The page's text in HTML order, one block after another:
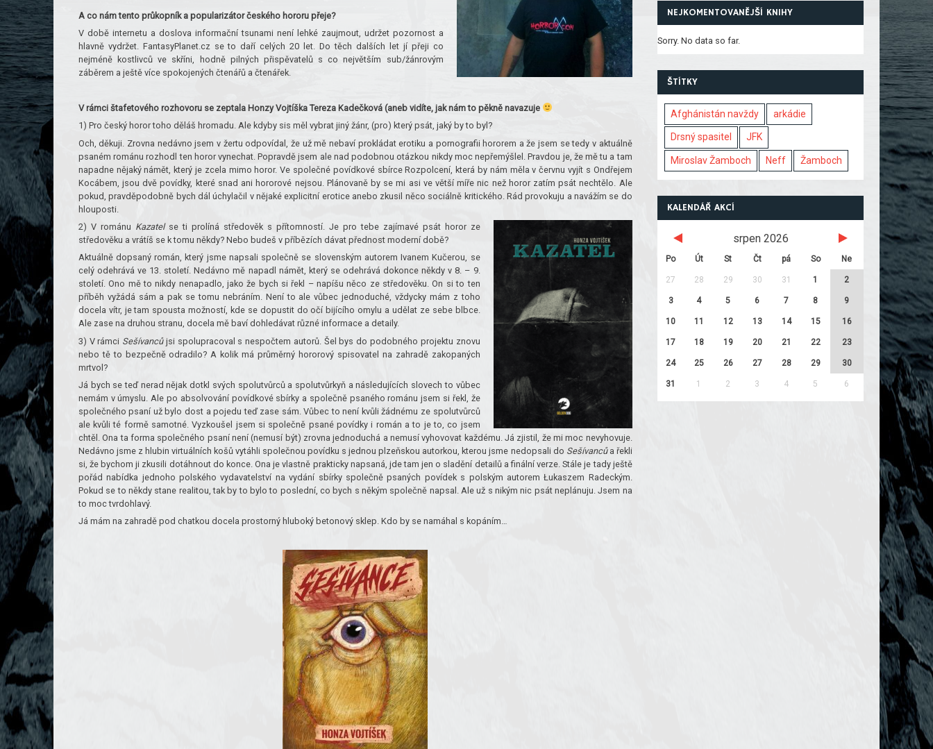
A co nám tento průkopník a popularizátor českého hororu přeje?
V době internetu a doslova informační tsunami není lehké zaujmout, udržet pozornost a
hlavně vydržet. FantasyPlanet.cz se to daří celých 20 let. Do těch dalších let jí přeji co
nejméně kostlivců ve skříni, hodně pilných přispěvatelů s co největším sub/žánrovým
záběrem a ještě více spokojených čtenářů a čtenářek.
V rámci štafetového rozhovoru se zeptala Honzy Vojtíška Tereza Kadečková (aneb vidíte, jak nám to pěkně navazuje
1) Pro český horor toho děláš hromadu. Ale kdyby sis měl vybrat jiný žánr, (pro) který psát, jaký by to byl?
Och, děkuji. Zrovna nedávno jsem v žertu odpovídal, že už mě nebaví prokládat erotiku a pornografii hororem a že jsem se tedy v aktuálně
psaném románu rozhodl ten horor vynechat. Popravdě jsem ale nad podobnou otázkou nikdy moc nepřemýšlel. Pravdou je, že mě tu a tam
napadne nějaký námět, který je zcela mimo horor. Ve společné povídkové sbírce Rozpolcení, která by nám měla v červnu vyjít s Ondřejem
Kocábem, jsou dvě povídky, které snad ani hororové nejsou. Plánovaně by se mi asi ve větší míře nic než horor zatím psát nechtělo. Ale
pokud, pravděpodobně bych dál úchylačil v nějaké explicitní erotice anebo zkusil něco sociálně kritického. Rád provokuju a navážím se do
hlouposti.
2) V románu Kazatelse ti prolíná středověk s přítomností. Je pro tebe zajímavé psát horor ze
středověku a vrátíš se k tomu někdy? Nebo budeš v příbězích dávat přednost moderní době?
Aktuálně dopsaný román, který jsme napsali společně se slovenským autorem Ivanem Kučerou, se
celý odehrává ve 13. století. Nedávno mě napadl námět, který se odehrává dokonce někdy v 8. – 9.
století. Ono mě to nikdy nenapadlo, jako že bych si řekl – napíšu něco ze středověku. On si to ten
příběh vyžádá sám a pak se tomu nebráním. Není to ale vůbec jednoduché, vždycky mám z toho
docela vítr, je tam spousta možností, kde se dopustit do očí bijícího omylu a udělat ze sebe blbce.
Ale zase na druhou stranu, docela mě baví dohledávat různé informace a detaily.
3) V rámci Sešívancůjsi spolupracoval s nespočtem autorů. Šel bys do podobného projektu znovu
nebo tě to bezpečně odradilo? A kolik má průměrný hororový spisovatel na zahradě zakopaných
mrtvol?
Já bych se teď nerad nějak dotkl svých spolutvůrců a spolutvůrkyň a následujících slovech to vůbec
nemám v úmyslu. Ale po absolvování povídkové sbírky a společně psaného románu jsem si řekl, že
společného psaní už bylo dost a pojedu teď zase sám. Vůbec to není kvůli žádnému ze spolutvůrců
ale kvůli té formě samotné. Vyzkoušel jsem si společně psané povídky i román a to je to, co jsem
chtěl. Ona ta forma společného psaní není (nemusí být) zrovna jednoduchá a nemusí vyhovovat každému. Já zjistil, že mi moc nevyhovuje.
Nedávno jsme z hlubin virtuálních košů vytáhli společnou povídku s jednou plzeňskou autorkou, kterou jsme nedopsali do Sešívancůa řekli
si, že bychom ji zkusili dotáhnout do konce. Ona je vlastně prakticky napsaná, jde tam jen o sladění detailů a finální verze. Stále je tady ještě
pořád nabídka jednoho polského vydavatelství na vydání sbírky společně psaných povídek s polským autorem Łukaszem Radeckým.
Pokud se to někdy stane realitou, tak by to bylo to poslední, co bych s někým společně napsal. Ale už s nikým nic psát neplánuju. Jsem na
to moc tvrdohlavý.
Já mám na zahradě pod chatkou docela prostorný hluboký betonový sklep. Kdo by se namáhal s kopáním…
NEJKOMENTOVANĚJŠÍ KNIHY
Sorry. No data so far.
ŠTÍTKY
Afghánistán navždy arkádie
Drsný spasitel JFK
Miroslav Žamboch Neff Žamboch
KALENDÁŘ AKCÍ
srpen 2026
Po Út St Čt pá So Ne
27 28 29 30 31 1 2
3 4 5 6 7 8 9
10 11 12 13 14 15 16
17 18 19 20 21 22 23
24 25 26 27 28 29 30
31 1 2 3 4 5 6